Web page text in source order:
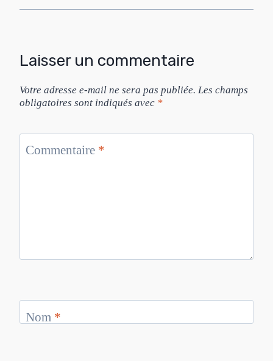
Laisser un commentaire
Votre adresse e-mail ne sera pas publiée. Les champs
obligatoires sont indiqués avec *
Commentaire *
Nom *